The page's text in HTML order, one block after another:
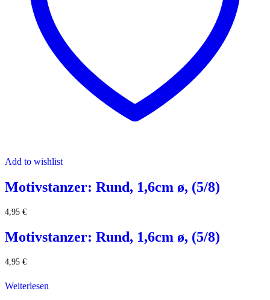
Add to wishlist
Motivstanzer: Rund, 1,6cm ø, (5/8)
4,95 €
Motivstanzer: Rund, 1,6cm ø, (5/8)
4,95 €
Weiterlesen